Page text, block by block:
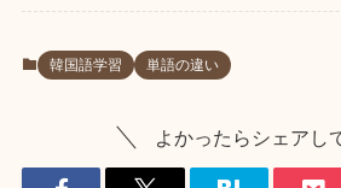
韓国語学習 単語の違い
よかったらシェアし